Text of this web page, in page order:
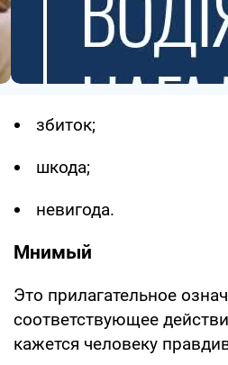
збиток;
шкода;
невигода.
Мнимый
Это прилагательное
соответствующее
кажется человеку